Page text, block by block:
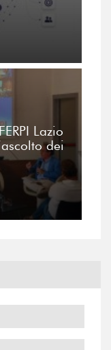
Lazio
dei